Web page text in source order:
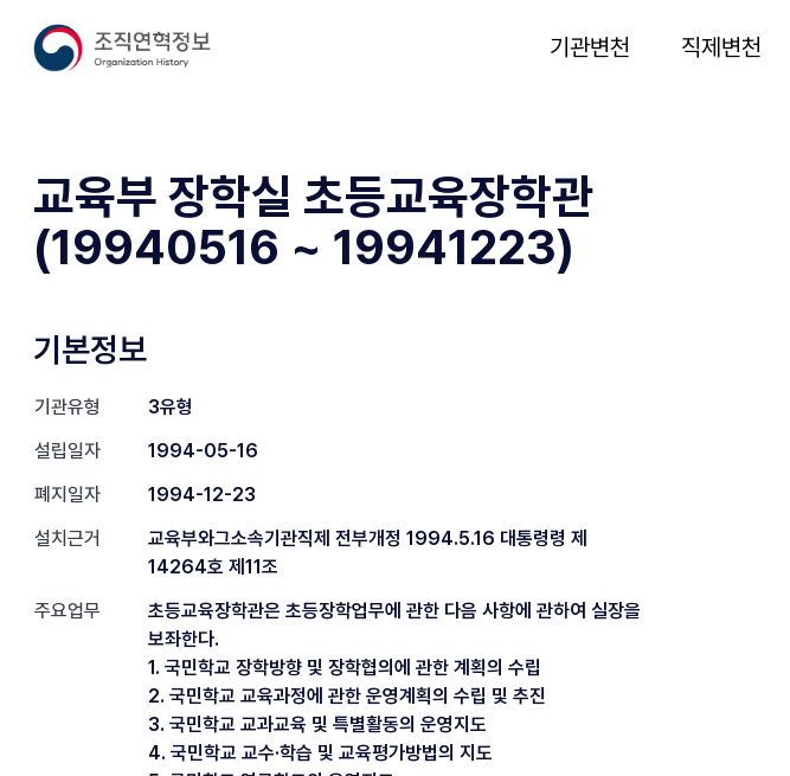
기관변천 직제변천
교육부 장학실 초등교육장학관
(19940516 ~ 19941223)
기본정보
기관유형
3유형
설립일자
1994-05-16
폐지일자
1994-12-23
설치근거
교육부와그소속기관직제 전부개정 1994.5.16 대통령령 제
14264호 제11조
주요업무
초등교육장학관은 초등장학업무에 관한 다음 사항에 관하여 실장을
보좌한다.
1. 국민학교 장학방향 및 장학협의에 관한 계획의 수립
2. 국민학교 교육과정에 관한 운영계획의 수립 및 추진
3. 국민학교 교과교육 및 특별활동의 운영지도
4. 국민학교 교수·학습 및 교육평가방법의 지도